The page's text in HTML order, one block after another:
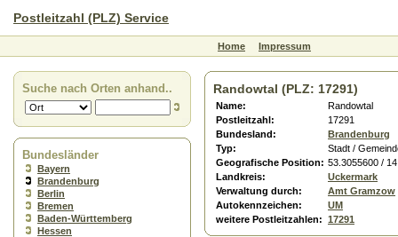
Postleitzahl (PLZ) Service
Home Impressum
Suche nach Orten anhand..
Bundesländer
Bayern
Brandenburg
Berlin
Bremen
Baden-Württemberg
Hessen
Randowtal (PLZ: 17291)
Name:
Randowtal
Postleitzahl:
17291
Bundesland:
Brandenburg
Typ:
Stadt /
Geografische Position: 53.3055600 /
Landkreis:
Uckermark
Verwaltung durch:
Amt Gramzow
Autokennzeichen:
UM
weitere Postleitzahlen: 17291